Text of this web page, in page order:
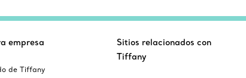
empresa
de Tiffany
Sitios relacionados con
Tiffany